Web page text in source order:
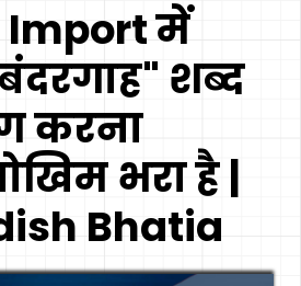
Dictionary
Import में
शब्द
करना
भरा है |
Bhatia